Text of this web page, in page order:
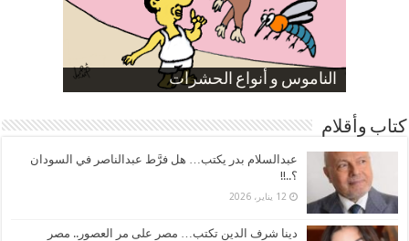
الناموس و أنواع الحشرات
الموظفين بعد ارتفاع الأسعار
ارتفاع نسبة الطلاق في مصر
صورة كاركاتيرية
صورة كاركاتيرية
كتاب وأقلام
عبدالسلام بدر يكتب… هل فرَّط عبدالناصر في السودان
؟..!!
12 يناير، 2026
دينا شرف الدين تكتب… مصر على مر العصور.. مصر